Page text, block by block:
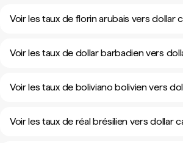
Voir les taux de florin arubais vers dollar
Voir les taux de dollar barbadien vers
Voir les taux de boliviano bolivien vers
Voir les taux de réal brésilien vers dollar